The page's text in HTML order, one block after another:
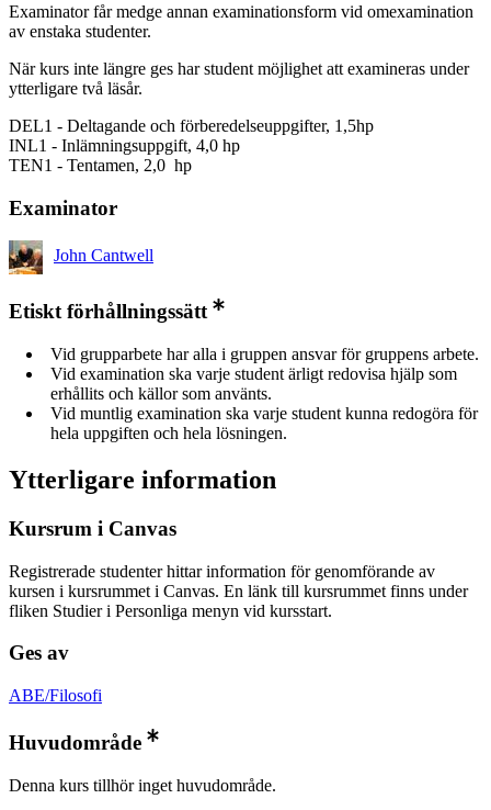
Examinator får medge annan examinationsform vid omexamination
av enstaka studenter.
När kurs inte längre ges har student möjlighet att examineras under
ytterligare två läsår.
DEL1 - Deltagande och förberedelseuppgifter, 1,5hp
INL1 - Inlämningsuppgift, 4,0 hp
TEN1 - Tentamen, 2,0 hp
Examinator
John Cantwell
Etiskt förhållningssätt
Vid grupparbete har alla i gruppen ansvar för gruppens arbete.
Vid examination ska varje student ärligt redovisa hjälp som
erhållits och källor som använts.
Vid muntlig examination ska varje student kunna redogöra för
hela uppgiften och hela lösningen.
Ytterligare information
Kursrum i Canvas
Registrerade studenter hittar information för genomförande av
kursen i kursrummet i Canvas. En länk till kursrummet finns under
fliken Studier i Personliga menyn vid kursstart.
Ges av
ABE/Filosofi
Huvudområde
Denna kurs tillhör inget huvudområde.